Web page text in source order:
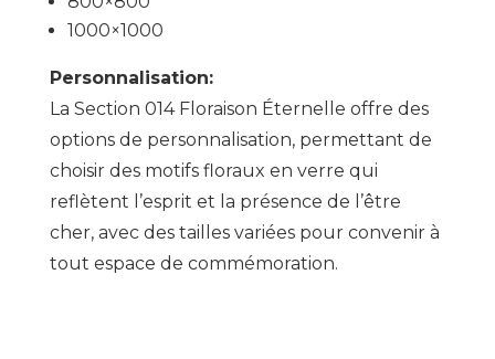
1000×1000
Personnalisation:
La Section 014 Floraison Éternelle offre des
options de personnalisation, permettant de
choisir des motifs floraux en verre qui
reflètent l’esprit et la présence de l’être
cher, avec des tailles variées pour convenir à
tout espace de commémoration.